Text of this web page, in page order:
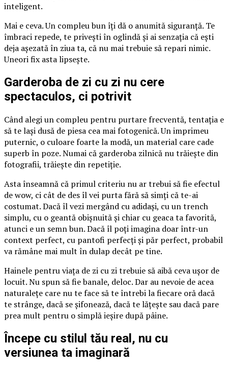
inteligent.
Mai e ceva. Un compleu bun îți dă o anumită siguranță. Te
îmbraci repede, te privești în oglindă și ai senzația că ești
deja așezată în ziua ta, că nu mai trebuie să repari nimic.
Uneori fix asta lipsește.
Garderoba de zi cu zi nu cere
spectaculos, ci potrivit
Când alegi un compleu pentru purtare frecventă, tentația e
să te lași dusă de piesa cea mai fotogenică. Un imprimeu
puternic, o culoare foarte la modă, un material care cade
superb în poze. Numai că garderoba zilnică nu trăiește din
fotografii, trăiește din repetiție.
Asta înseamnă că primul criteriu nu ar trebui să fie efectul
de wow, ci cât de des îl vei purta fără să simți că te-ai
costumat. Dacă îl vezi mergând cu adidași, cu un trench
simplu, cu o geantă obișnuită și chiar cu geaca ta favorită,
atunci e un semn bun. Dacă îl poți imagina doar într-un
context perfect, cu pantofi perfecți și păr perfect, probabil
va rămâne mai mult în dulap decât pe tine.
Hainele pentru viața de zi cu zi trebuie să aibă ceva ușor de
locuit. Nu spun să fie banale, deloc. Dar au nevoie de acea
naturalețe care nu te face să te întrebi la fiecare oră dacă
te strânge, dacă se șifonează, dacă te lățește sau dacă pare
prea mult pentru o simplă ieșire după pâine.
Începe cu stilul tău real, nu cu
versiunea ta imaginară